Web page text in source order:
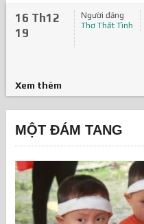
16 Th12
19
Người đăng
Thơ Thất Tình
Xem thêm
MỘT ĐÁM TANG